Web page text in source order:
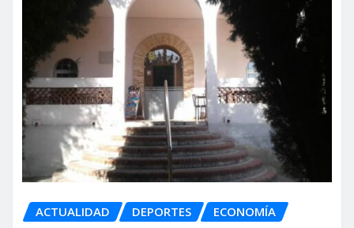
ACTUALIDAD DEPORTES ECONOMÍA